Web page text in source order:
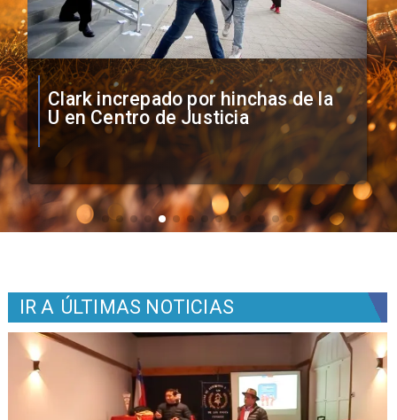
Vozinha firma contrato con Colo
Colo como nuevo arquero
IR A ÚLTIMAS NOTICIAS